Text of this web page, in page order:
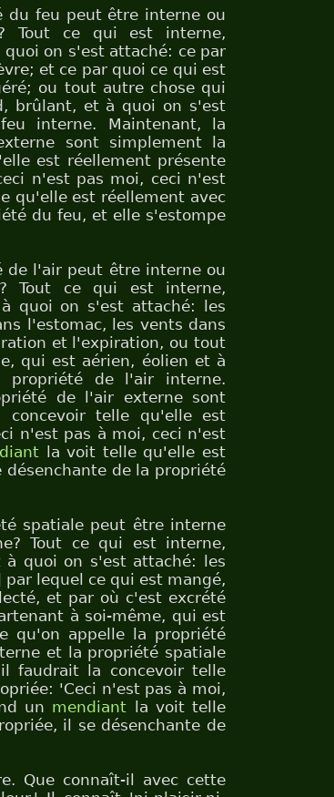
du feu peut être interne ou
Tout ce qui est interne,
on s'est attaché: ce par
et ce par quoi ce qui est
ou tout autre chose qui
brûlant, et à quoi on s'est
interne. Maintenant, la
sont simplement la
est réellement présente
n'est pas moi, ceci n'est
qu'elle est réellement avec
du feu, et elle s'estompe
de l'air peut être interne ou
Tout ce qui est interne,
quoi on s'est attaché: les
l'estomac, les vents dans
et l'expiration, ou tout
qui est aérien, éolien et à
de l'air interne.
de l'air externe sont
telle qu'elle est
n'est pas à moi, ceci n'est
la voit telle qu'elle est
désenchante de la propriété
spatiale peut être interne
Tout ce qui est interne,
à quoi on s'est attaché: les
lequel ce qui est mangé,
et par où c'est excrété
à soi-même, qui est
qu'on appelle la propriété
et la propriété spatiale
faudrait la concevoir telle
'Ceci n'est pas à moi,
un mendiant la voit telle
il se désenchante de
Que connaît-il avec cette